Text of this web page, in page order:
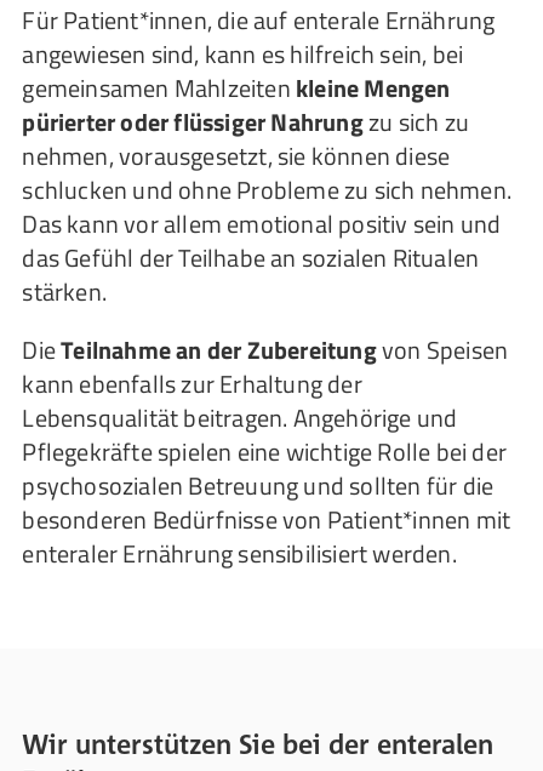
Für Patient*innen, die auf enterale Ernährung
angewiesen sind, kann es hilfreich sein, bei
gemeinsamen Mahlzeitenkleine Mengen
pürierter oder flüssiger Nahrungzu sich zu
nehmen, vorausgesetzt, sie können diese
schlucken und ohne Probleme zu sich nehmen.
Das kann vor allem emotional positiv sein und
das Gefühl der Teilhabe an sozialen Ritualen
stärken.
DieTeilnahme an der Zubereitungvon Speisen
kann ebenfalls zur Erhaltung der
Lebensqualität beitragen. Angehörige und
Pflegekräfte spielen eine wichtige Rolle bei der
psychosozialen Betreuung und sollten für die
besonderen Bedürfnisse von Patient*innen mit
enteraler Ernährung sensibilisiert werden.
Wir unterstützen Sie bei der enteralen